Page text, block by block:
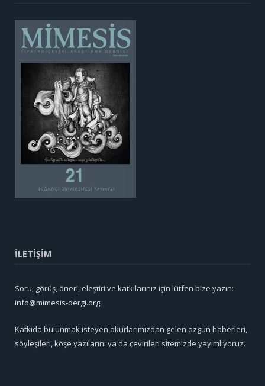
İLETİŞİM
Soru, görüş, öneri, eleştiri ve katkılarınız için lütfen bize yazın:
info@mimesis-dergi.org
Katkıda bulunmak isteyen okurlarımızdan gelen özgün haberleri,
söyleşileri, köşe yazılarını ya da çevirileri sitemizde yayımlıyoruz.